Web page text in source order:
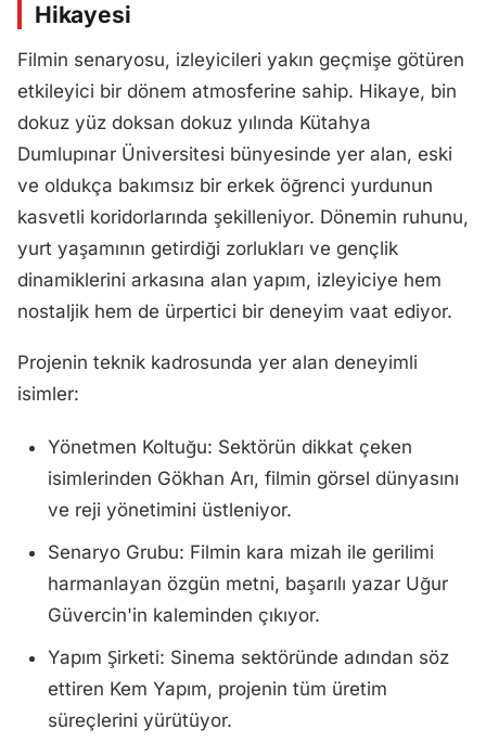
Hikayesi
Filmin senaryosu, izleyicileri yakın geçmişe götüren
etkileyici bir dönem atmosferine sahip. Hikaye, bin
dokuz yüz doksan dokuz yılında Kütahya
Dumlupınar Üniversitesi bünyesinde yer alan, eski
ve oldukça bakımsız bir erkek öğrenci yurdunun
kasvetli koridorlarında şekilleniyor. Dönemin ruhunu,
yurt yaşamının getirdiği zorlukları ve gençlik
dinamiklerini arkasına alan yapım, izleyiciye hem
nostaljik hem de ürpertici bir deneyim vaat ediyor.
Projenin teknik kadrosunda yer alan deneyimli
isimler:
Yönetmen Koltuğu: Sektörün dikkat çeken
isimlerinden Gökhan Arı, filmin görsel dünyasını
ve reji yönetimini üstleniyor.
Senaryo Grubu: Filmin kara mizah ile gerilimi
harmanlayan özgün metni, başarılı yazar Uğur
Güvercin'in kaleminden çıkıyor.
Yapım Şirketi: Sinema sektöründe adından söz
ettiren Kem Yapım, projenin tüm üretim
süreçlerini yürütüyor.